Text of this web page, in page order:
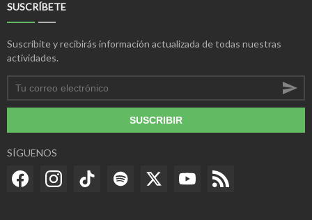
SUSCRÍBETE
Suscríbite y recibirás información actualizada de todas nuestras
actividades.
SUSCRIBIR
SÍGUENOS